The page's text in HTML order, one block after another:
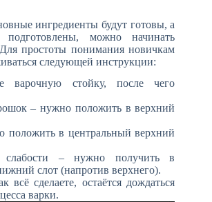
ингредиенты будут готовы, а
подготовлены, можно начинать
простоты понимания новичкам
следующей инструкции:
варочную стойку, после чего
– нужно положить в верхний
положить в центральный верхний
слабости – нужно получить в
слот (напротив верхнего).
всё сделаете, остаётся дождаться
варки.